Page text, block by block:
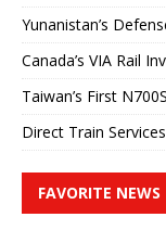
Yunanistan’s
Canada’s VIA Rail
Taiwan’s First
Direct Train
FAVORITE NEWS